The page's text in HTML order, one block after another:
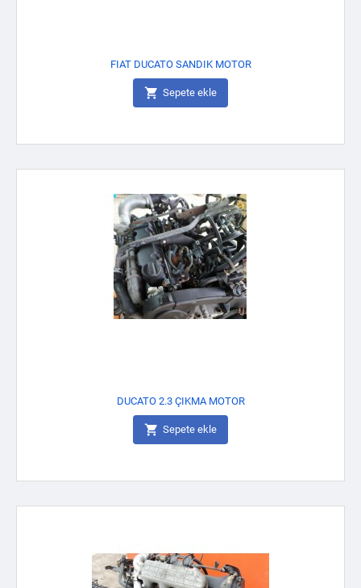
FIAT DUCATO SANDIK MOTOR
 Sepete ekle
DUCATO 2.3 ÇIKMA MOTOR
 Sepete ekle